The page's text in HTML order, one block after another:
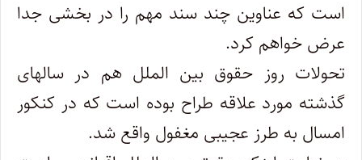
است که عناوین چند سند مهم را در بخشی جدا
عرض خواهم کرد.
تحولات روز حقوق بین الملل هم در سالهای
گذشته مورد علاقه طراح بوده است که در کنکور
امسال به طرز عجیبی مغفول واقع شد.